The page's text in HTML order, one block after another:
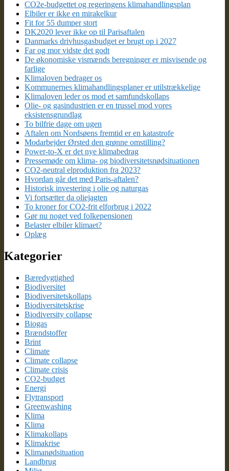
CO2e-budgettet og regeringens klimahandlingsplan
Elbiler er ikke en mirakelkur
Fit for 55 dumper stort
DK2020 lever ikke op til Parisaftalen
Danmarks drivhusgasbudget er brugt op i 2027
Far og mor vidste det godt
De økonomiske vismænds beregninger er misvisende og
farlige
Klimaloven bedrager os
Kommunernes klimahandlingsplaner er utilstrækkelige
Klimaloven leder os mod et samfundskollaps
Olie- og gasindustrien er en trussel mod vores
eksistensgrundlag
To bilfrie dage om ugen
Aftalen om Nordsøens fremtid er en katastrofe
Modarbejder Ørsted den grønne omstilling?
Power-to-X er det nye klimabedrag
Pressemøde om klima- og biodiversitetsnødsituationen
CO2-neutral elproduktion fra 2023?
Hvordan går det med Paris-aftalen?
Historisk investering i olie og naturgas
Vi fortsætter da oliejagten
To kroner for CO2-frit elforbrug i 2022
Gør nu noget ved folkepensionen
Belaster elbiler klimaet?
Oplæg
Kategorier
Bæredygtighed
Biodiversitet
Biodiversitetskollaps
Biodiversitetskrise
Biodiversity collapse
Biogas
Brændstoffer
Brint
Climate
Climate collapse
Climate crisis
CO2-budget
Energi
Flytransport
Greenwashing
Klima
Klima
Klimakollaps
Klimakrise
Klimanødsituation
Landbrug